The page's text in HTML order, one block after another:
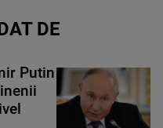
DE
Putin